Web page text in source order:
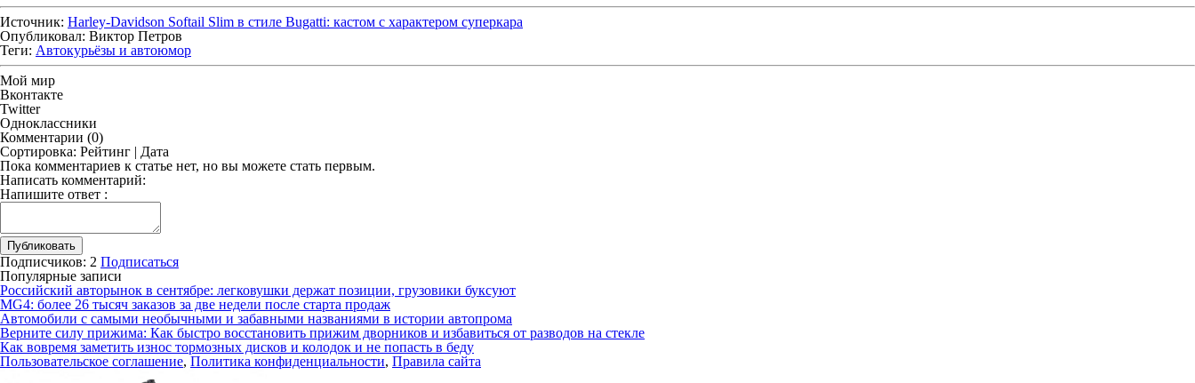
Источник: Harley-Davidson Softail Slim в стиле Bugatti: кастом с характером суперкара
Опубликовал: Виктор Петров
Теги: Автокурьёзы и автоюмор
Мой мир
Вконтакте
Twitter
Одноклассники
Комментарии (0)
Сортировка: Рейтинг | Дата
Пока комментариев к статье нет, но вы можете стать первым.
Написать комментарий:
Напишите ответ :
Публиковать
Подписчиков: 2 Подписаться
Популярные записи
Российский авторынок в сентябре: легковушки держат позиции, грузовики буксуют
MG4: более 26 тысяч заказов за две недели после старта продаж
Автомобили с самыми необычными и забавными названиями в истории автопрома
Верните силу прижима: Как быстро восстановить прижим дворников и избавиться от разводов на стекле
Как вовремя заметить износ тормозных дисков и колодок и не попасть в беду
Пользовательское соглашение, Политика конфиденциальности, Правила сайта